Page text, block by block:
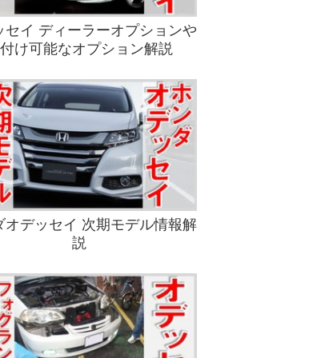
セイ ディーラーオプションや
け可能なオプション解説
オデッセイ 次期モデル情報解
説